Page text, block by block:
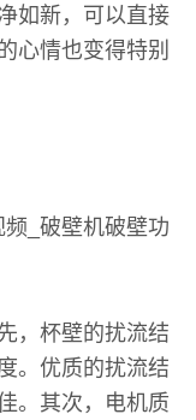
如新，可以直接
心情也变得特别
，杯壁的扰流结
。优质的扰流结
。其次，电机质